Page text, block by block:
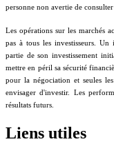
personne non avertie de
Les opérations sur les marchés
pas à tous les investisseurs.
partie de son investissement
mettre en péril sa sécurité
pour la négociation et seules
envisager d'investir. Les
résultats futurs.
Liens utiles